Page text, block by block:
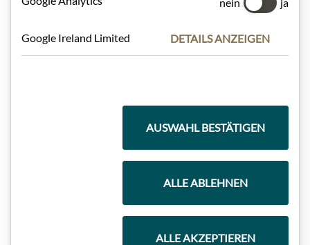
Geschenkkörbe
Google Ireland Limited DETAILS ANZEIGEN
AUSWAHL BESTÄTIGEN
ALLE ABLEHNEN
ALLE AKZEPTIEREN